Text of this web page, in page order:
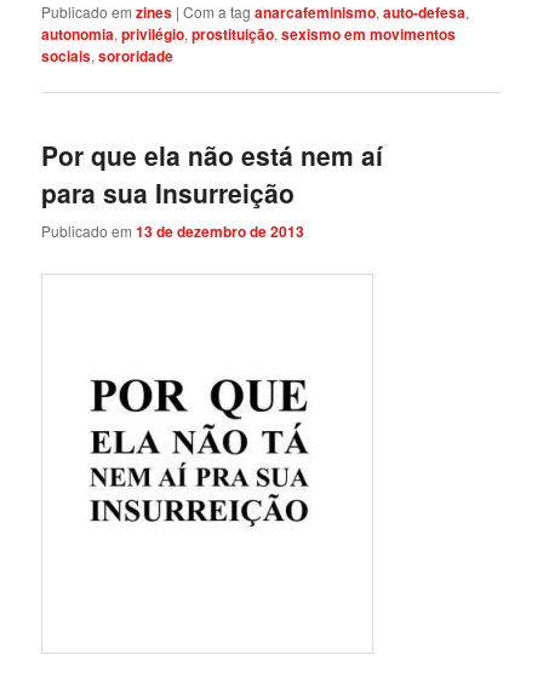
Publicado em zines |Com a taganarcafeminismo,auto-defesa,
autonomia,privilégio,prostituição,sexismo em movimentos
sociais,sororidade
Por que ela não está nem aí
para sua Insurreição
Publicado em13 de dezembro de 2013